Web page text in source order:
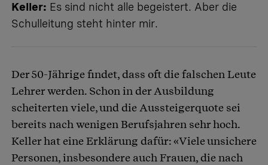
Keller: Es sind nicht alle begeistert. Aber die
Schulleitung steht hinter mir.
Der 50-Jährige findet, dass oft die falschen Leute
Lehrer werden. Schon in der Ausbildung
scheiterten viele, und die Aussteigerquote sei
bereits nach wenigen Berufsjahren sehr hoch.
Keller hat eine Erklärung dafür: «Viele unsichere
Personen, insbesondere auch Frauen, die nach